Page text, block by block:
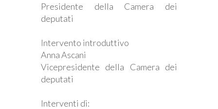
Presidente della Camera dei
deputati
Intervento introduttivo
Anna Ascani
Vicepresidente della Camera dei
deputati
Interventi di: